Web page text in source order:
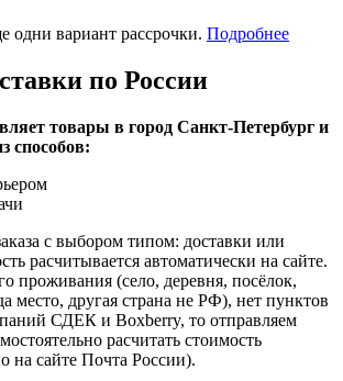
одни вариант рассрочки. Подробнее
по России
товары в город Санкт-Петербург и
способов:
с выбором типом: доставки или
расчитывается автоматически на сайте.
проживания (село, деревня, посёлок,
место, другая страна не РФ), нет пунктов
СДЕК и Boxberry, то отправляем
расчитать стоимость
на сайте Почта России).